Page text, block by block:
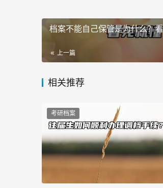
档案不能自己保管是为什么？看
上一篇
相关推荐
考研档案